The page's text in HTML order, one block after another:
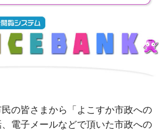
の皆さまから「よこすか市政への
電子メールなどで頂いた市政への